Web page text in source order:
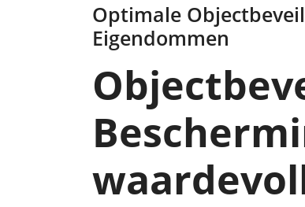
Optimale
Eigendommen